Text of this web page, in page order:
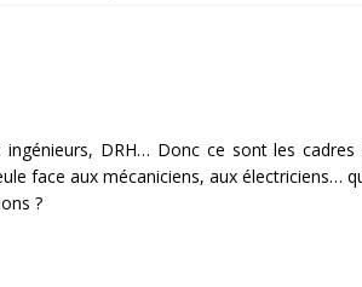
ingénieurs, DRH… Donc ce sont les
face aux mécaniciens, aux électriciens…
?